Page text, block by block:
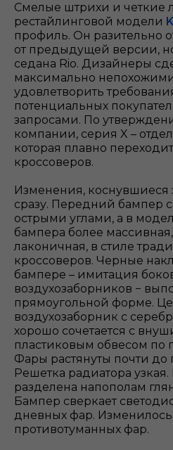
Смелые штрихи и четкие
рестайлинговой модели
профиль. Он разительно
от предыдущей версии,
седана Rio. Дизайнеры
максимально
удовлетворить
потенциальных
запросами. По
компании, серия X –
которая плавно
кроссоверов.
Изменения, коснувшиеся
сразу. Передний бампер
острыми углами, а в
бампера более
лаконичная, в стиле
кроссоверов. Черные
бампере – имитация
воздухозаборников −
прямоугольной форме.
воздухозаборник с
хорошо сочетается с
пластиковым обвесом по
Фары растянуты почти до
Решетка радиатора узкая.
разделена напополам
Бампер сверкает
дневных фар.
противотуманных фар.